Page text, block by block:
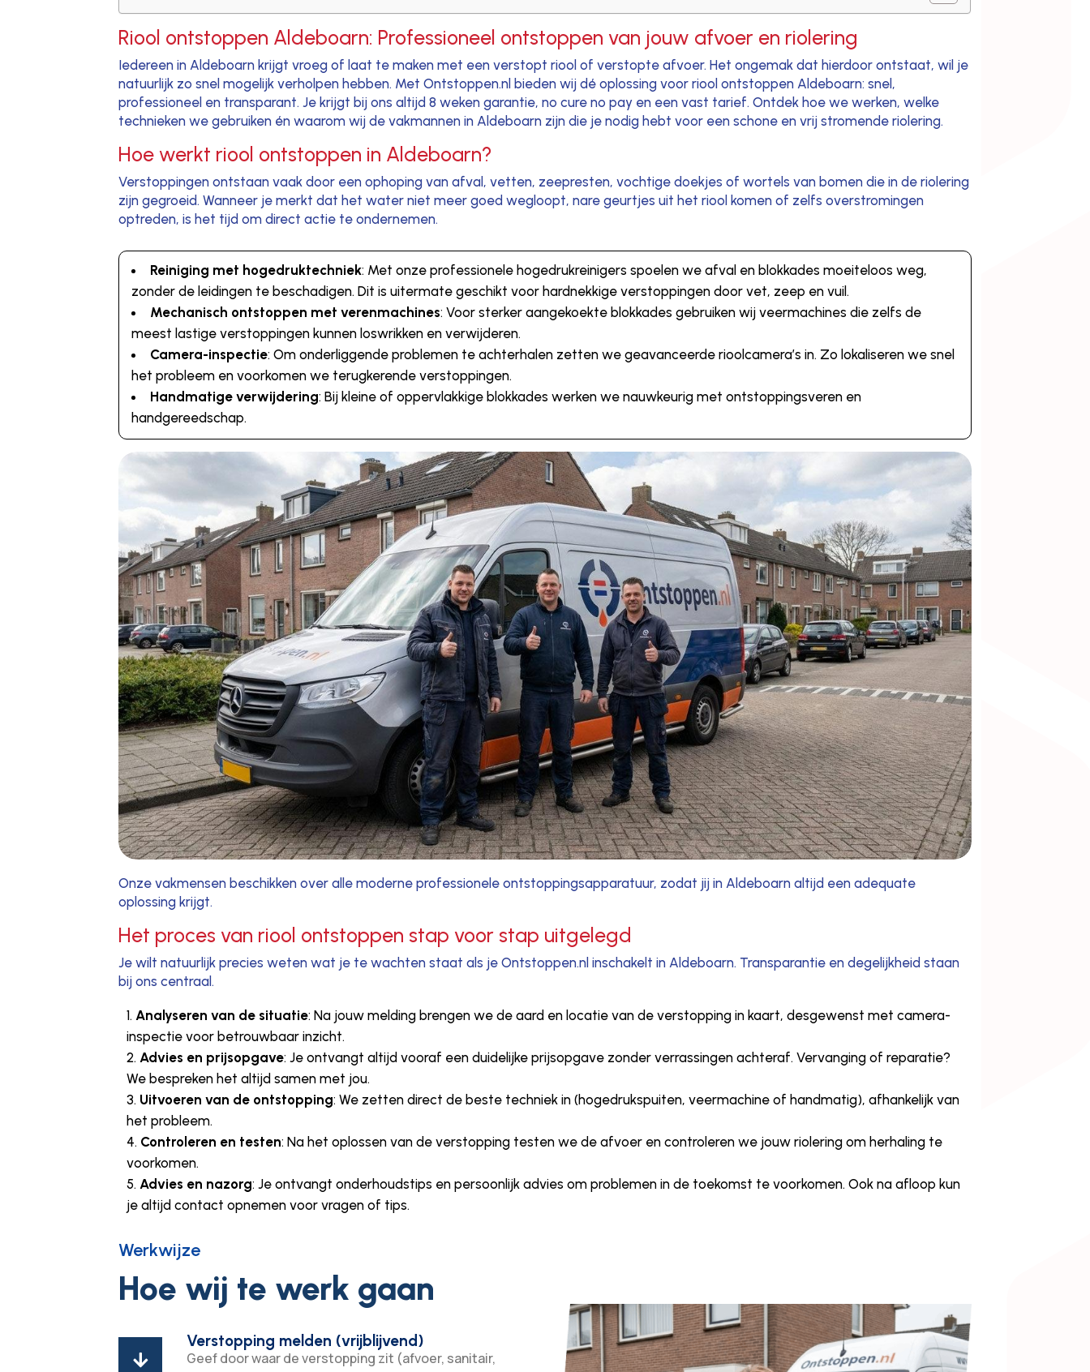
Riool ontstoppen Aldeboarn: Professioneel ontstoppen van jouw afvoer en riolering
Iedereen in Aldeboarn krijgt vroeg of laat te maken met een verstopt riool of verstopte afvoer. Het ongemak dat hierdoor ontstaat, wil je
natuurlijk zo snel mogelijk verholpen hebben. Met Ontstoppen.nl bieden wij dé oplossing voor riool ontstoppen Aldeboarn: snel,
professioneel en transparant. Je krijgt bij ons altijd 8 weken garantie, no cure no pay en een vast tarief. Ontdek hoe we werken, welke
technieken we gebruiken én waarom wij de vakmannen in Aldeboarn zijn die je nodig hebt voor een schone en vrij stromende riolering.
Hoe werkt riool ontstoppen in Aldeboarn?
Verstoppingen ontstaan vaak door een ophoping van afval, vetten, zeepresten, vochtige doekjes of wortels van bomen die in de riolering
zijn gegroeid. Wanneer je merkt dat het water niet meer goed wegloopt, nare geurtjes uit het riool komen of zelfs overstromingen
optreden, is het tijd om direct actie te ondernemen.
Reiniging met hogedruktechniek: Met onze professionele hogedrukreinigers spoelen we afval en blokkades moeiteloos weg,
zonder de leidingen te beschadigen. Dit is uitermate geschikt voor hardnekkige verstoppingen door vet, zeep en vuil.
Mechanisch ontstoppen met verenmachines: Voor sterker aangekoekte blokkades gebruiken wij veermachines die zelfs de
meest lastige verstoppingen kunnen loswrikken en verwijderen.
Camera-inspectie: Om onderliggende problemen te achterhalen zetten we geavanceerde rioolcamera’s in. Zo lokaliseren we snel
het probleem en voorkomen we terugkerende verstoppingen.
Handmatige verwijdering: Bij kleine of oppervlakkige blokkades werken we nauwkeurig met ontstoppingsveren en
handgereedschap.
Onze vakmensen beschikken over alle moderne professionele ontstoppingsapparatuur, zodat jij in Aldeboarn altijd een adequate
oplossing krijgt.
Het proces van riool ontstoppen stap voor stap uitgelegd
Je wilt natuurlijk precies weten wat je te wachten staat als je Ontstoppen.nl inschakelt in Aldeboarn. Transparantie en degelijkheid staan
bij ons centraal.
Analyseren van de situatie: Na jouw melding brengen we de aard en locatie van de verstopping in kaart, desgewenst met camera-
inspectie voor betrouwbaar inzicht.
Advies en prijsopgave: Je ontvangt altijd vooraf een duidelijke prijsopgave zonder verrassingen achteraf. Vervanging of reparatie?
We bespreken het altijd samen met jou.
Uitvoeren van de ontstopping: We zetten direct de beste techniek in (hogedrukspuiten, veermachine of handmatig), afhankelijk van
het probleem.
Controleren en testen: Na het oplossen van de verstopping testen we de afvoer en controleren we jouw riolering om herhaling te
voorkomen.
Advies en nazorg: Je ontvangt onderhoudstips en persoonlijk advies om problemen in de toekomst te voorkomen. Ook na afloop kun
je altijd contact opnemen voor vragen of tips.
Werkwijze
Hoe wij te werk gaan

Verstopping melden (vrijblijvend)
Geef door waar de verstopping zit (afvoer, sanitair,